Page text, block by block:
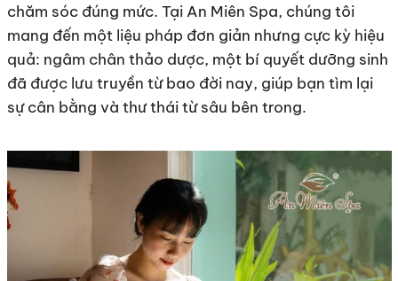
chăm sóc đúng mức. Tại An Miên Spa, chúng tôi
mang đến một liệu pháp đơn giản nhưng cực kỳ hiệu
quả: ngâm chân thảo dược, một bí quyết dưỡng sinh
đã được lưu truyền từ bao đời nay, giúp bạn tìm lại
sự cân bằng và thư thái từ sâu bên trong.